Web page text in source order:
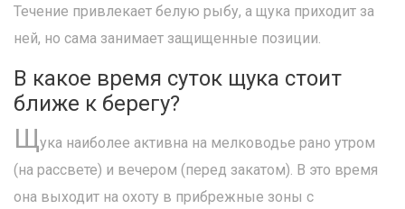
Течение привлекает белую рыбу, а щука приходит за
ней, но сама занимает защищенные позиции.
В какое время суток щука стоит
ближе к берегу?
Щука наиболее активна на мелководье рано утром
(на рассвете) и вечером (перед закатом). В это время
она выходит на охоту в прибрежные зоны с